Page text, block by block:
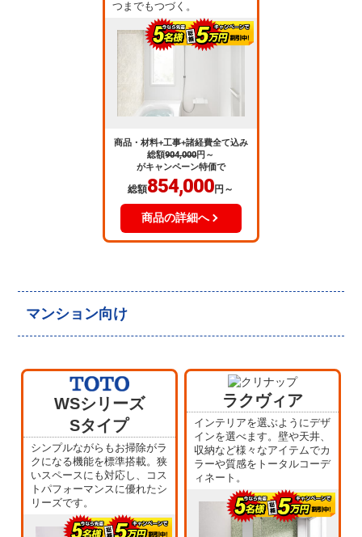
つまでもつづく。
商品・材料+工事+諸経費全て込み
総額904,000円～
がキャンペーン特価で
総額854,000円～
商品の詳細へ
マンション向け
WSシリーズ
Sタイプ
シンプルながらもお掃除がラ
クになる機能を標準搭載。狭
いスペースにも対応し、コス
トパフォーマンスに優れたシ
リーズです。
ラクヴィア
インテリアを選ぶようにデザ
インを選べます。壁や天井、
収納など様々なアイテムでカ
ラーや質感をトータルコーデ
ィネート。